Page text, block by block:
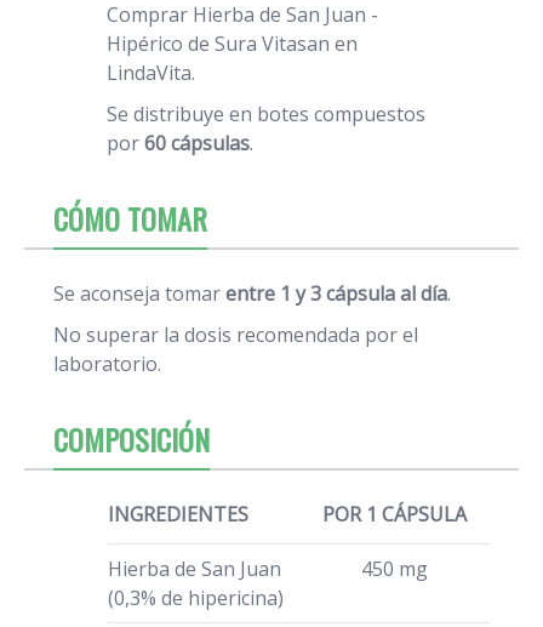
Comprar Hierba de San Juan -
Hipérico de Sura Vitasan en
LindaVita.
Se distribuye en botes compuestos
por60 cápsulas.
CÓMO TOMAR
Se aconseja tomarentre 1 y 3 cápsula al día.
No superar la dosis recomendada por el
laboratorio.
COMPOSICIÓN
INGREDIENTES POR 1 CÁPSULA
Hierba de San Juan
(0,3% de hipericina)
450 mg